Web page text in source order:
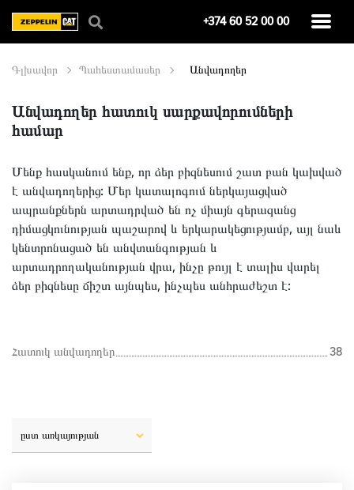
+374 60 52 00 00
Գլխավոր Պահեստամասեր Անվադողեր
Անվադողեր հատուկ սարքավորումների
համար
Մենք հասկանում ենք, որ ձեր բիզնեսում շատ բան կախված
է անվադողերից: Մեր կատալոգում ներկայացված
ապրանքներն արտադրված են ոչ միայն գերազանց
դիմացկունության պաշարով և երկարակեցությամբ, այլ նաև
կենտրոնացած են անվտանգության և
արտադրողականության վրա, ինչը թույլ է տալիս վարել
ձեր բիզնեսը ճիշտ այնպես, ինչպես անհրաժեշտ է:
Հատուկ անվադողեր 38
ըստ առկայության